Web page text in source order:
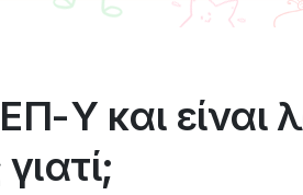
Υ και είναι